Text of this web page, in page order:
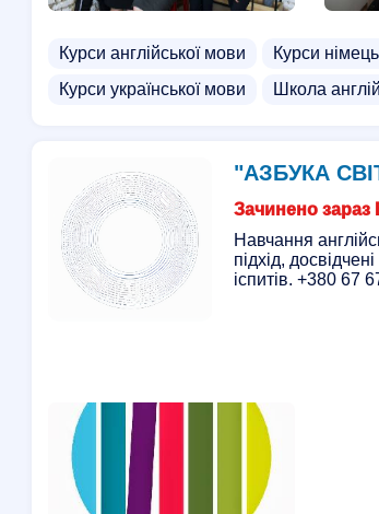
Курси англійської мови Курси
Курси української мови
Школа
"АЗБУКА
Зачинено зараз
Навчання
підхід,
іспитів. +380 67